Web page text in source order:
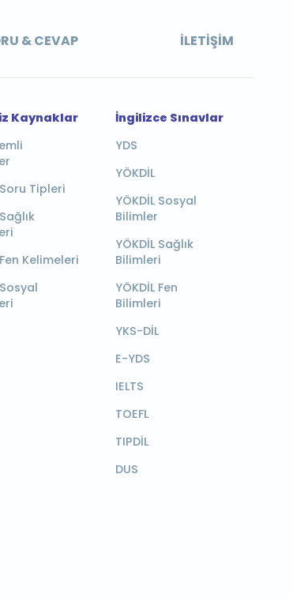
& CEVAP İLETIŞIM
Kaynaklar
Soru Tipleri
Kelimeleri
İngilizce Sınavlar
YDS
YÖKDİL
YÖKDİL Sosyal
Bilimler
YÖKDİL Sağlık
Bilimleri
YÖKDİL Fen
Bilimleri
YKS-DİL
E-YDS
IELTS
TOEFL
TIPDİL
DUS